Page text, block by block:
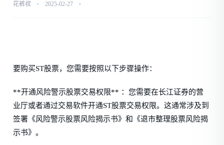
花裤衩 ⋅ 2025-02-27 ⋅
要购买ST股票，您需要按照以下步骤操作：
**开通风险警示股票交易权限** ：您需要在长江证券的营
业厅或者通过交易软件开通ST股票交易权限。这通常涉及到
签署《风险警示股票风险揭示书》和《退市整理股票风险揭
示书》。